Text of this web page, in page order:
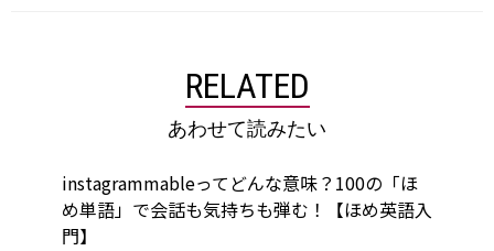
RELATED
あわせて読みたい
instagrammableってどんな意味？100の「ほ
め単語」で会話も気持ちも弾む！【ほめ英語入
門】